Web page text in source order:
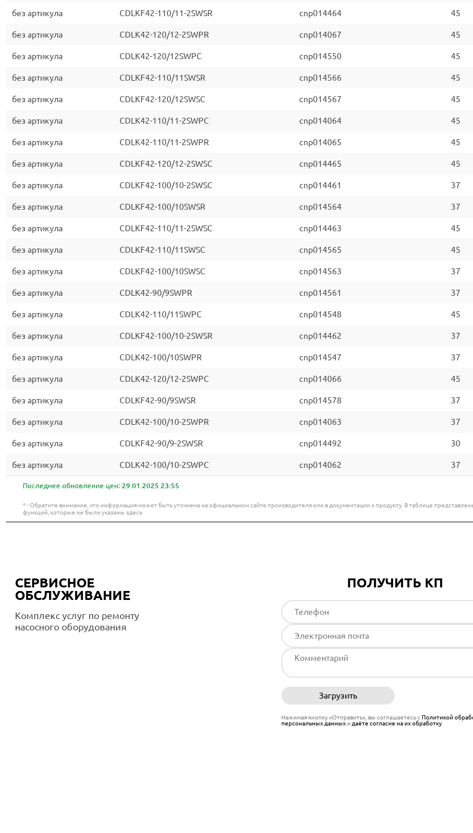
без артикула CDLKF42-110/11-2SWSR cnp014464 45
без артикула CDLK42-120/12-2SWPR cnp014067 45
без артикула CDLK42-120/12SWPC cnp014550 45
без артикула CDLKF42-110/11SWSR cnp014566 45
без артикула CDLKF42-120/12SWSC cnp014567 45
без артикула CDLK42-110/11-2SWPC cnp014064 45
без артикула CDLK42-110/11-2SWPR cnp014065 45
без артикула CDLKF42-120/12-2SWSC cnp014465 45
без артикула CDLKF42-100/10-2SWSC cnp014461 37
без артикула CDLKF42-100/10SWSR cnp014564 37
без артикула CDLKF42-110/11-2SWSC cnp014463 45
без артикула CDLKF42-110/11SWSC cnp014565 45
без артикула CDLKF42-100/10SWSC cnp014563 37
без артикула CDLK42-90/9SWPR cnp014561 37
без артикула CDLK42-110/11SWPC cnp014548 45
без артикула CDLKF42-100/10-2SWSR cnp014462 37
без артикула CDLK42-100/10SWPR cnp014547 37
без артикула CDLK42-120/12-2SWPC cnp014066 45
без артикула CDLKF42-90/9SWSR cnp014578 37
без артикула CDLK42-100/10-2SWPR cnp014063 37
без артикула CDLKF42-90/9-2SWSR cnp014492 30
без артикула CDLK42-100/10-2SWPC cnp014062 37
Последнее обновление цен: 29.01.2025 23:55
* - Обратите внимание, что информация может быть уточнена на официальном сайте производителя или в документации к продукту. В таблице
функций, которые не были указаны здесь
СЕРВИСНОЕ
ОБСЛУЖИВАНИЕ
Комплекс услуг по ремонту
насосного оборудования
ПОЛУЧИТЬ КП
Загрузить
Нажимая кнопку «Отправить», вы соглашаетесь сПолитикой
персональных данныхи даёте согласие на их обработку